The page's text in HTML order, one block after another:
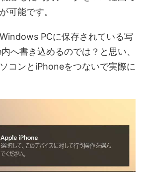
可能です。
PCに保存されている写
へ書き込めるのでは？と思い、
コンとiPhoneをつないで実際に